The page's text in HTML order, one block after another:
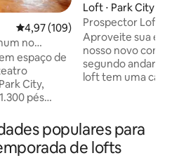
4,97 de uma avaliação média de
4,97 (109)
no
espaço de
City,
pés
a 1 milha de
ou a pé.
Loft ⋅ Park City
Prospector Loft
de
Aproveite sua
nosso novo
segundo andar
loft tem uma
no banheiro
conveniente na
caminhada de
populares para
de lofts